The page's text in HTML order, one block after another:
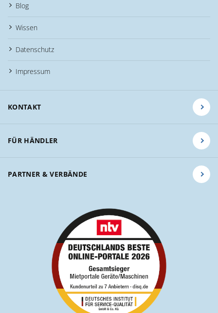
Blog
Wissen
Datenschutz
Impressum
KONTAKT
FÜR HÄNDLER
PARTNER & VERBÄNDE